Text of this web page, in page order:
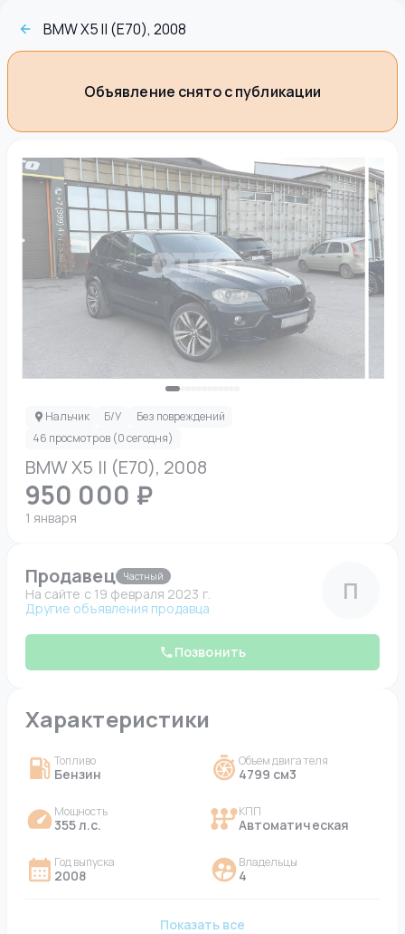
BMW X5 II (E70), 2008
Объявление снято с публикации
BMW X5 II (E70), 2008
950 000 ₽
1 января
Нальчик Б/У
Без повреждений
46 просмотров (0 сегодня)
Продавец Частный
На сайте c 19 февраля 2023 г.
Другие объявления продавца
П
Позвонить
Характеристики
Топливо
Бензин
Объем двигателя
4799 см3
Мощность
355 л.с.
КПП
Автоматическая
Год выпуска
2008
Владельцы
4
Показать все